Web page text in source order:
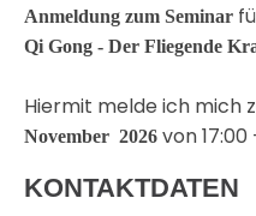
Anmeldung zum Seminar
Qi Gong - Der Fliegende
Hiermit melde ich mich
November 2026 von 17:00
KONTAKTDATEN